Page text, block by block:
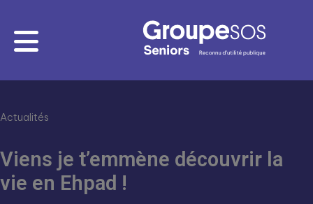
Actualités
Viens je t’emmène découvrir la
vie en Ehpad !